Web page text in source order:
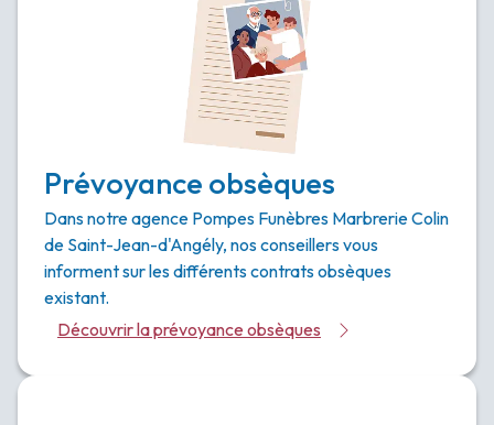
Prévoyance obsèques
Dans notre agence Pompes Funèbres Marbrerie Colin
de Saint-Jean-d'Angély, nos conseillers vous
informent sur les différents contrats obsèques
existant.
Découvrir la prévoyance obsèques